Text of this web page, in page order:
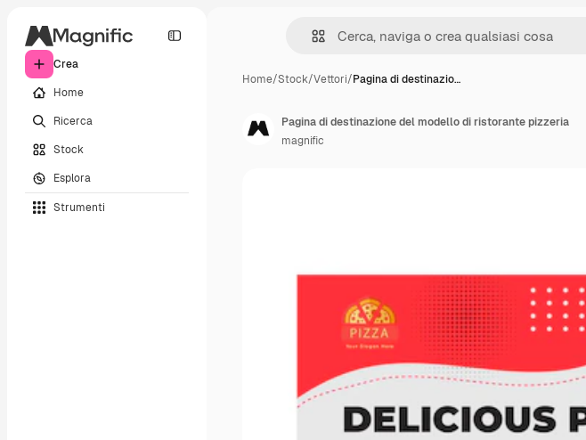
Crea
Home
Ricerca
Stock
Esplora
Strumenti
Home/Stock/Vettori/Pagina di destinazio…
Pagina di destinazione del modello di ristorante pizzeria
magnific